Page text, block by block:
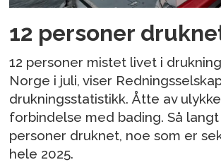
12 personer
12 personer mistet livet i
Norge i juli, viser
drukningsstatistikk. Åtte av
forbindelse med bading. Så langt
personer druknet, noe som er
hele 2025.